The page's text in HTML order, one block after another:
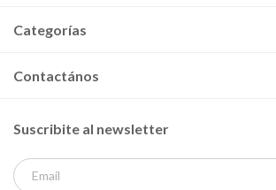
Categorías
Contactános
Suscribite al newsletter